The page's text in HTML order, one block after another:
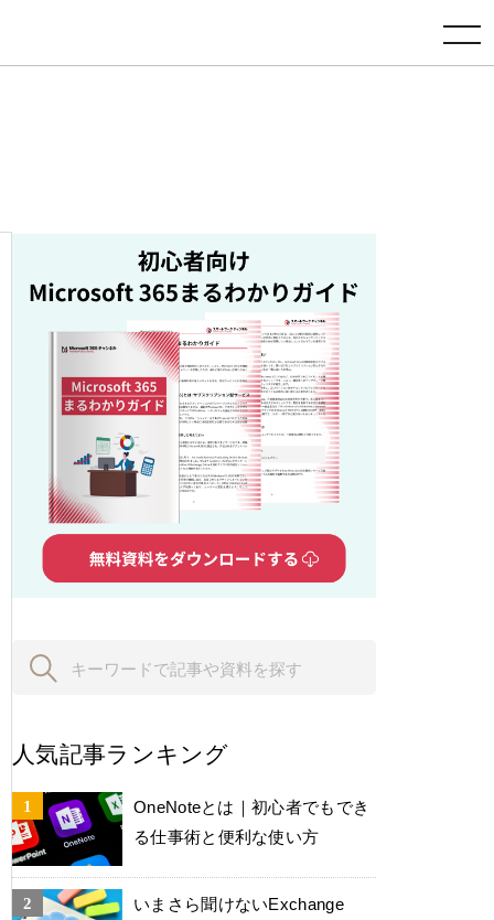
toggle navigation
人気記事ランキング
OneNoteとは｜初心者でもでき
る仕事術と便利な使い方
いまさら聞けないExchange